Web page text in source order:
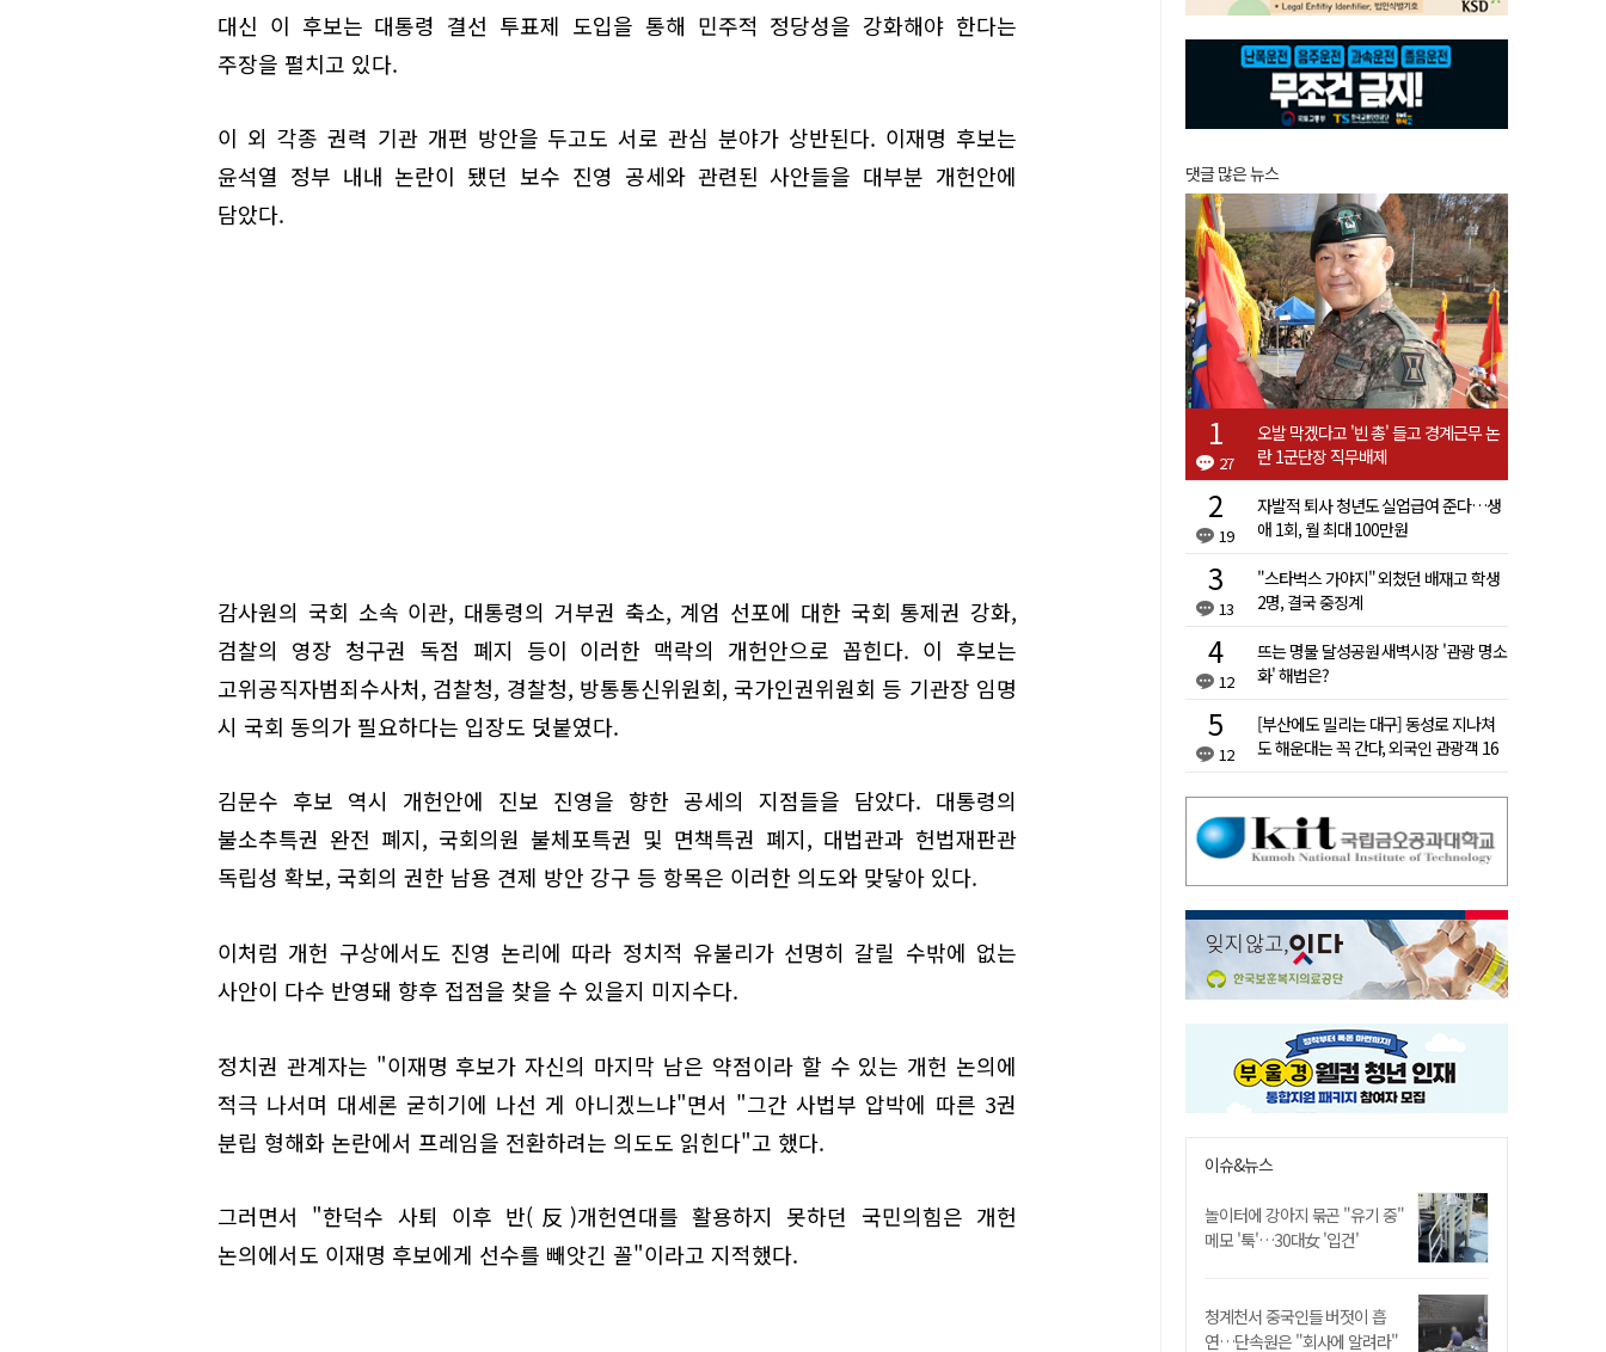
대신 이 후보는 대통령 결선 투표제 도입을 통해 민주적 정당성을 강화해야 한다는
주장을 펼치고 있다.
이 외 각종 권력 기관 개편 방안을 두고도 서로 관심 분야가 상반된다. 이재명 후보는
윤석열 정부 내내 논란이 됐던 보수 진영 공세와 관련된 사안들을 대부분 개헌안에
담았다.
감사원의 국회 소속 이관, 대통령의 거부권 축소, 계엄 선포에 대한 국회 통제권 강화,
검찰의 영장 청구권 독점 폐지 등이 이러한 맥락의 개헌안으로 꼽힌다. 이 후보는
고위공직자범죄수사처, 검찰청, 경찰청, 방통통신위원회, 국가인권위원회 등 기관장 임명
시 국회 동의가 필요하다는 입장도 덧붙였다.
김문수 후보 역시 개헌안에 진보 진영을 향한 공세의 지점들을 담았다. 대통령의
불소추특권 완전 폐지, 국회의원 불체포특권 및 면책특권 폐지, 대법관과 헌법재판관
독립성 확보, 국회의 권한 남용 견제 방안 강구 등 항목은 이러한 의도와 맞닿아 있다.
이처럼 개헌 구상에서도 진영 논리에 따라 정치적 유불리가 선명히 갈릴 수밖에 없는
사안이 다수 반영돼 향후 접점을 찾을 수 있을지 미지수다.
정치권 관계자는 "이재명 후보가 자신의 마지막 남은 약점이라 할 수 있는 개헌 논의에
적극 나서며 대세론 굳히기에 나선 게 아니겠느냐"면서 "그간 사법부 압박에 따른 3권
분립 형해화 논란에서 프레임을 전환하려는 의도도 읽힌다"고 했다.
그러면서 "한덕수 사퇴 이후 반(反)개헌연대를 활용하지 못하던 국민의힘은 개헌
논의에서도 이재명 후보에게 선수를 빼앗긴 꼴"이라고 지적했다.
댓글 많은 뉴스
27
오발 막겠다고 '빈 총' 들고 경계근무 논
란 1군단장 직무배제
19
자발적 퇴사 청년도 실업급여 준다…생
애 1회, 월 최대 100만원
13
"스타벅스 가야지" 외쳤던 배재고 학생
2명, 결국 중징계
12
뜨는 명물 달성공원 새벽시장 '관광 명소
화' 해법은?
12
[부산에도 밀리는 대구] 동성로 지나쳐
도 해운대는 꼭 간다, 외국인 관광객 16
이슈&뉴스
놀이터에 강아지 묶곤 "유기 중"
메모 '툭'…30대女 '입건'
청계천서 중국인들 버젓이 흡
연…단속원은 "회사에 알려라"